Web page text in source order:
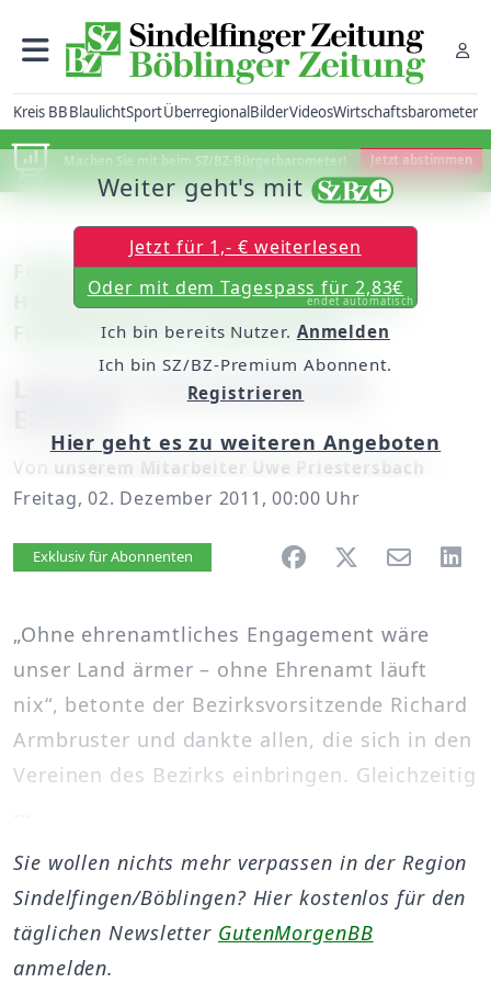
Kreis BBBlaulichtSportÜberregionalBilderVideosWirtschaftsbarometer
Machen Sie mit beim SZ/BZ-Bürgerbarometer! Jetzt abstimmen
Fußball: Die SV Böblingen wurde in
Herrenberg vom Württembergischen
Fußballverband ausgezeichnet
Lohn für ehrenamtlichen
Von unserem Mitarbeiter Uwe Priestersbach
Freitag, 02. Dezember 2011, 00:00 Uhr
Artikel vorlesen
Exklusiv für Abonnenten
„Ohne ehrenamtliches Engagement wäre
unser Land ärmer – ohne Ehrenamt läuft
nix“, betonte der Bezirksvorsitzende Richard
Armbruster und dankte allen, die sich in den
Vereinen des Bezirks einbringen. Gleichzeitig
Weiter geht's mit
Jetzt für 1,- € weiterlesen
Oder mit dem Tagespass für 2,83€
endet automatisch
Ich bin bereits Nutzer. Anmelden
Ich bin SZ/BZ-Premium Abonnent.
Registrieren
Hier geht es zu weiteren Angeboten
Sie wollen nichts mehr verpassen in der Region
Sindelfingen/Böblingen? Hier kostenlos für den
täglichen Newsletter GutenMorgenBB
anmelden.